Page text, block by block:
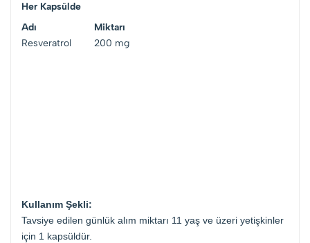
Her Kapsülde
Adı
Miktarı
Resveratrol
200 mg
Kullanım Şekli:
Tavsiye edilen günlük alım miktarı 11 yaş ve üzeri yetişkinler
için 1 kapsüldür.